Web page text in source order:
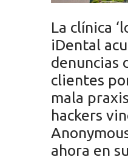
La clínica
iDental
denuncias
clientes
mala
hackers
ahora en